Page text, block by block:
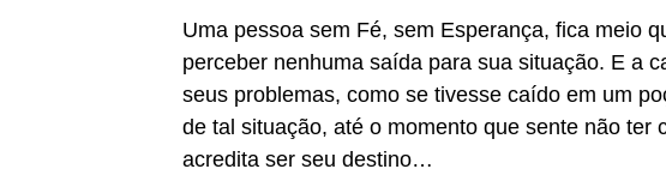
Uma pessoa sem Fé, sem Esperança, fica meio
perceber nenhuma saída para sua situação. E a
seus problemas, como se tivesse caído em um
de tal situação, até o momento que sente não
acredita ser seu destino…